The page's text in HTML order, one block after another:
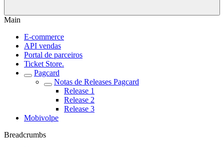
Main
E-commerce
API vendas
Portal de parceiros
Ticket Store.
Pagcard
Notas de Releases Pagcard
Release 1
Release 2
Release 3
Mobivolpe
Breadcrumbs